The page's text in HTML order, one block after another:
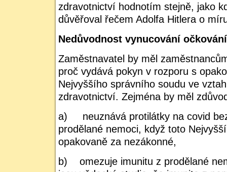
zdravotnictví hodnotím stejně, jako
důvěřoval řečem Adolfa Hitlera o
Nedůvodnost vynucování
Zaměstnavatel by měl
proč vydává pokyn v rozporu s
Nejvyššího správního soudu ve
zdravotnictví. Zejména by měl
a)
neuznává protilátky na covid
prodělané nemoci, když toto
opakovaně za nezákonné,
b)
omezuje imunitu z prodělané